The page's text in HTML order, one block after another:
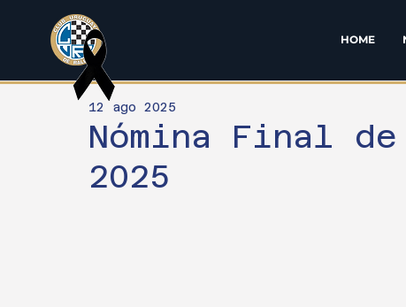
HOME
Nómina Final
2025
12 ago 2025